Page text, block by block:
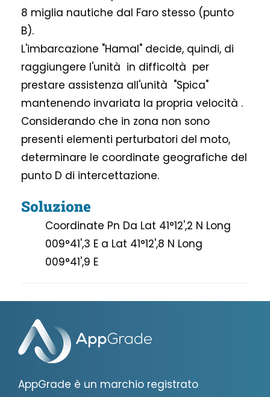
8 miglia nautiche dal Faro stesso (punto
B).
L'imbarcazione "Hamal" decide, quindi, di
raggiungere l'unità in difficoltà per
prestare assistenza all'unità "Spica"
mantenendo invariata la propria velocità .
Considerando che in zona non sono
presenti elementi perturbatori del moto,
determinare le coordinate geografiche del
punto D di intercettazione.
Soluzione
Coordinate Pn Da Lat 41°12',2 N Long
009°41',3 E a Lat 41°12',8 N Long
009°41',9 E
AppGrade è un marchio registrato